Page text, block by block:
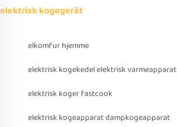
elektrisk kogegerät
elkomfur hjemme
elektrisk kogekedel elektrisk varmeapparat
elektrisk koger fastcook
elektrisk kogeapparat dampkogeapparat